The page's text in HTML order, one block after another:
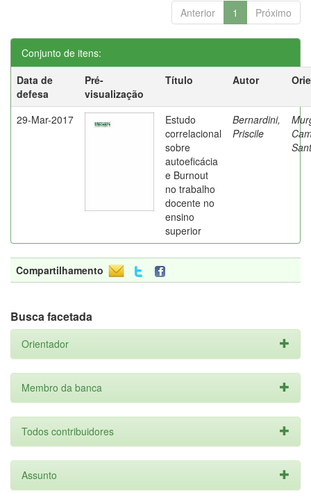
Anterior 1 Próximo
Conjunto de itens:
Data de
defesa
Pré-
visualização
Título Autor
29-Mar-2017
Estudo
correlacional
sobre
autoeficácia
e Burnout
no trabalho
docente no
ensino
superior
Bernardini,
Priscile
Compartilhamento
Busca facetada
Orientador
Membro da banca
Todos contribuidores
Assunto